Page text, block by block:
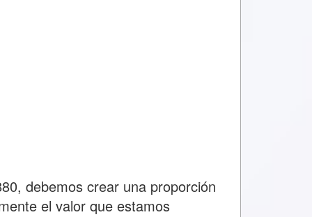
debemos crear una proporción
el valor que estamos